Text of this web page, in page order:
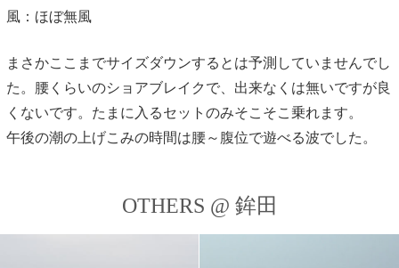
風：ほぼ無風
まさかここまでサイズダウンするとは予測していませんでし
た。腰くらいのショアブレイクで、出来なくは無いですが良
くないです。たまに入るセットのみそこそこ乗れます。
午後の潮の上げこみの時間は腰～腹位で遊べる波でした。
OTHERS @ 鉾田